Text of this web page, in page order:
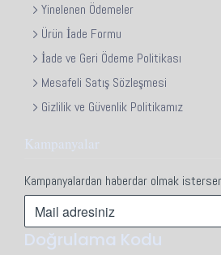
Yinelenen Ödemeler
Ürün İade Formu
İade ve Geri Ödeme Politikası
Mesafeli Satış Sözleşmesi
Gizlilik ve Güvenlik Politikamız
Kampanyalar
Kampanyalardan haberdar olmak
Doğrulama Kodu